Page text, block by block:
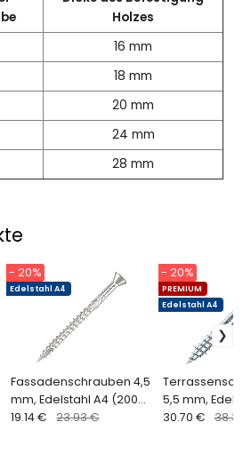
Holzes
16 mm
18 mm
20 mm
24 mm
28 mm
Fassadenschrauben 4,5
mm, Edelstahl A4 (200
Stück)
Edelstahl A4
- 20%
19.14 € 23.93 €
5,5 mm,
(100 Stk.)
PREMIUM
Edelstahl A4
- 20%
30.70 €